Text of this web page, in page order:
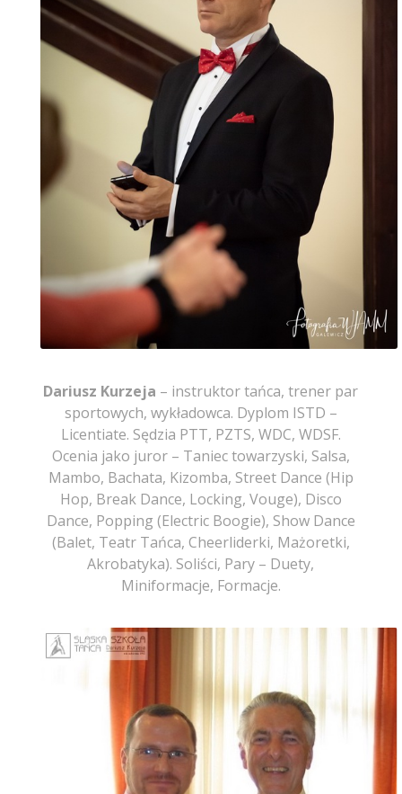
Dariusz Kurzeja – instruktor tańca, trener par
sportowych, wykładowca. Dyplom ISTD –
Licentiate. Sędzia PTT, PZTS, WDC, WDSF.
Ocenia jako juror – Taniec towarzyski, Salsa,
Mambo, Bachata, Kizomba, Street Dance (Hip
Hop, Break Dance, Locking, Vouge), Disco
Dance, Popping (Electric Boogie), Show Dance
(Balet, Teatr Tańca, Cheerliderki, Mażoretki,
Akrobatyka). Soliści, Pary – Duety,
Miniformacje, Formacje.